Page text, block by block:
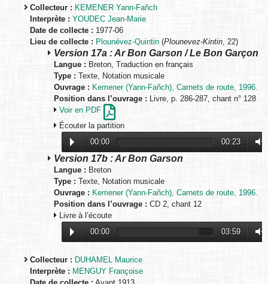
Collecteur : KEMENER Yann-Fañch
Interprète : YOUDEC Jean-Marie
Date de collecte : 1977-06
Lieu de collecte : Plounévez-Quintin (Plounevez-Kintin, 22)
Version 17a : Ar Bon Garson / Le Bon Garçon
Langue : Breton, Traduction en français
Type : Texte, Notation musicale
Ouvrage : Kemener (Yann-Fañch), Carnets de route, 1996.
Position dans l’ouvrage : Livre, p. 286-287, chant n° 128
Voir en PDF
Écouter la partition
00:00
00:23
Version 17b : Ar Bon Garson
Langue : Breton
Type : Texte, Notation musicale
Ouvrage : Kemener (Yann-Fañch), Carnets de route, 1996.
Position dans l’ouvrage : CD 2, chant 12
Livre à l’écoute
00:00
03:59
Collecteur : DUHAMEL Maurice
Interprète : MENGUY Françoise